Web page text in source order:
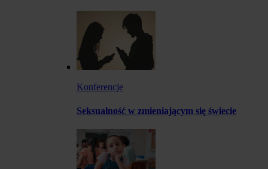
Konferencje
Seksualność w zmieniającym się świecie